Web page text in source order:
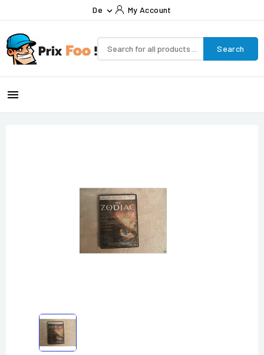
De  My Account
Search
